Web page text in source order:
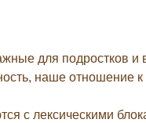
для подростков и
наше отношение
с лексическими